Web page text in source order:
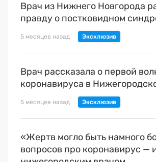
Врач из Нижнего Новгорода
правду о постковидном
5 месяцев назад
Врач рассказала о первой
коронавируса в
5 месяцев назад
«Жертв могло быть намного
вопросов про коронавирус —